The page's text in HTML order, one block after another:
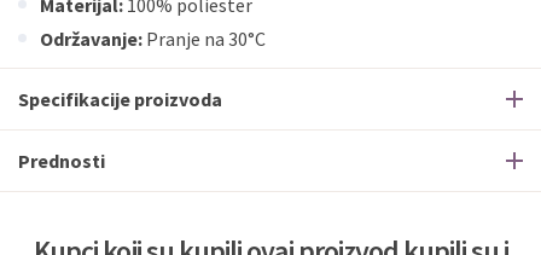
Materijal: 100% poliester
Održavanje: Pranje na 30°C
Specifikacije proizvoda
Prednosti